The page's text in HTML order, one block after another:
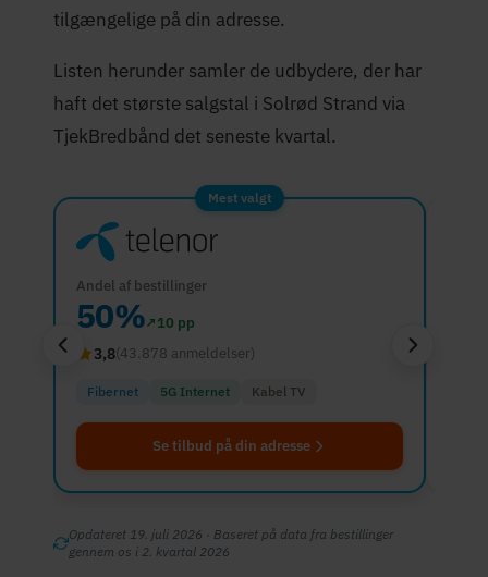
tilgængelige på din adresse.
Listen herunder samler de udbydere, der har
haft det største salgstal i Solrød Strand via
TjekBredbånd det seneste kvartal.
Mest valgt
Andel af bestillinger
50%↗10 pp
3,8(43.878 anmeldelser)
Fibernet 5G Internet Kabel TV
Se tilbud på din adresse
Opdateret 19. juli 2026 · Baseret på data fra bestillinger
gennem os i 2. kvartal 2026